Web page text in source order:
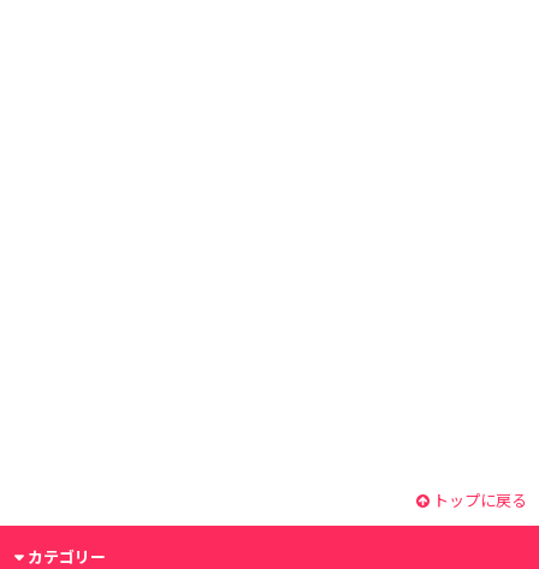
トップに戻る
カテゴリー